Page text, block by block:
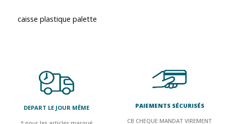
caisse plastique palette
DEPART LE JOUR MÊME
PAIEMENTS SÉCURISÉS
CB CHEQUE MANDAT VIREMENT